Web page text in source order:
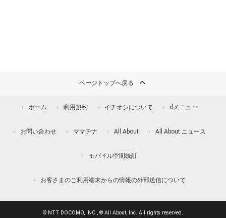
ページトップへ戻る
ホーム 利用規約 イチオシについて dメニュー
お問い合わせ ママテナ All About All About ニュース
モバイル空間統計
お客さまのご利用端末からの情報の外部送信について
© NTT DOCOMO, INC., © All About, Inc. All rights reserved.